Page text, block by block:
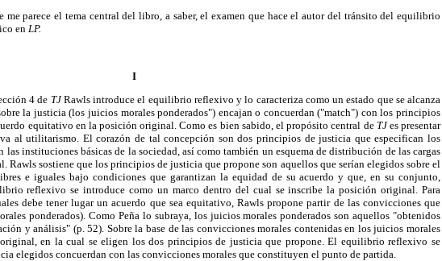
parece el tema central del libro, a saber, el examen que hace el autor del tránsito del equilibrio
enLP.
I
4 de TJRawls introduce el equilibrio reflexivo y lo caracteriza como un estado que se alcanza
la justicia (los juicios morales ponderados") encajan o concuerdan ("match") con los principios
equitativo en la posición original. Como es bien sabido, el propósito central de TJes presentar
al utilitarismo. El corazón de tal concepción son dos principios de justicia que especifican los
las instituciones básicas de la sociedad, así como también un esquema de distribución de las cargas
Rawls sostiene que los principios de justicia que propone son aquellos que serían elegidos sobre el
e iguales bajo condiciones que garantizan la equidad de su acuerdo y que, en su conjunto,
reflexivo se introduce como un marco dentro del cual se inscribe la posición original. Para
debe tener lugar un acuerdo que sea equitativo, Rawls propone partir de las convicciones que
ponderados). Como Peña lo subraya, los juicios morales ponderados son aquellos "obtenidos
y análisis" (p. 52). Sobre la base de las convicciones morales contenidas en los juicios morales
en la cual se eligen los dos principios de justicia que propone. El equilibrio reflexivo se
elegidos concuerdan con las convicciones morales que constituyen el punto de partida.